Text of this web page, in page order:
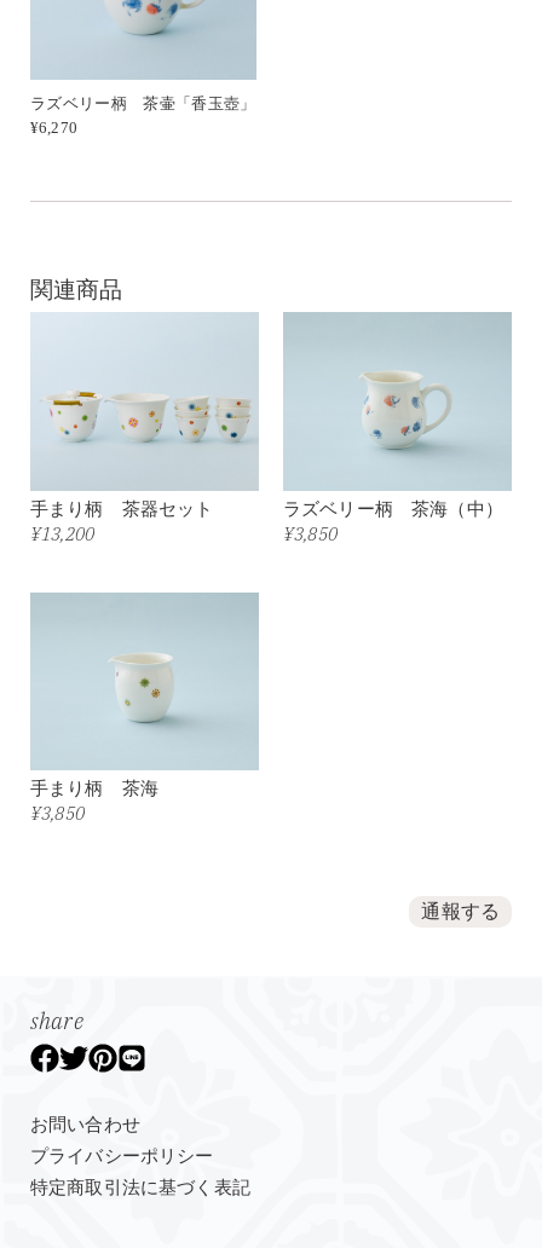
ラズベリー柄 茶壷「香玉壺」
¥6,270
関連商品
手まり柄 茶器セット
¥13,200
ラズベリー柄 茶海（中）
¥3,850
手まり柄 茶海
¥3,850
通報する
share
お問い合わせ
プライバシーポリシー
特定商取引法に基づく表記